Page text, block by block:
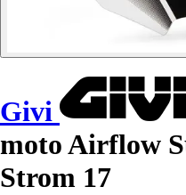
Givi
moto Airflow
Strom 17